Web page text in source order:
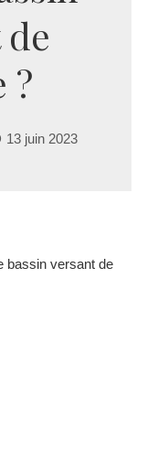
?
13 juin 2023
bassin versant de